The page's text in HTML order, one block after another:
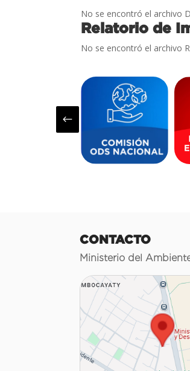
No se encontró el archivo
Relatorio de
No se encontró el archivo
#
CONTACTO
Ministerio del